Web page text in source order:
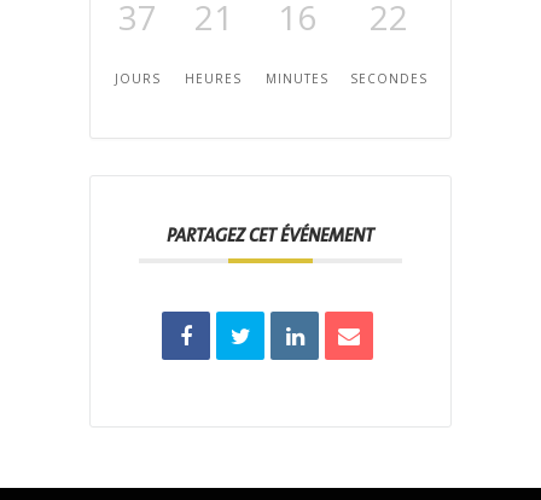
37
JOURS
21
HEURES
16
MINUTES
22
SECONDES
PARTAGEZ CET ÉVÉNEMENT